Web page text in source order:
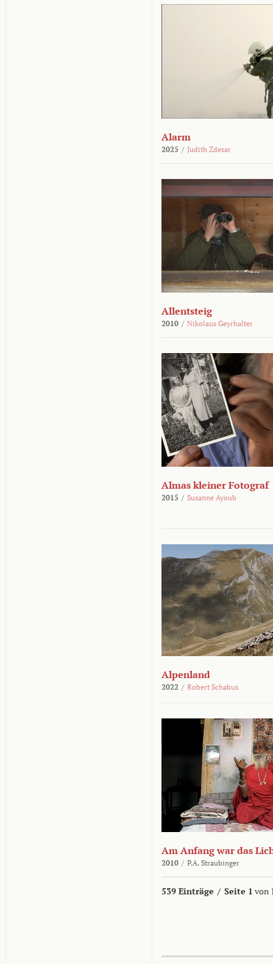
Alarm
2025 / Judith Zdesar
Allentsteig
2010 / Nikolaus Geyrhalter
Almas kleiner Fotograf
2015 / Susanne Ayoub
Alpenland
2022 / Robert Schabus
Am Anfang war das
2010 / P.A. Straubinger
539 Einträge / Seite 1 von